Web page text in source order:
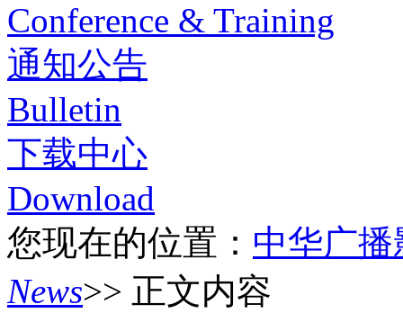
Conference & Training
通知公告
Bulletin
下载中心
Download
您现在的位置： 中华广
News>> 正文内容